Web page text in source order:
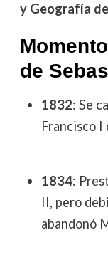
y Geografía
de
1832: Se
Francisco I
1834:
II, pero
abandonó